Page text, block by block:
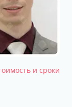
и сроки